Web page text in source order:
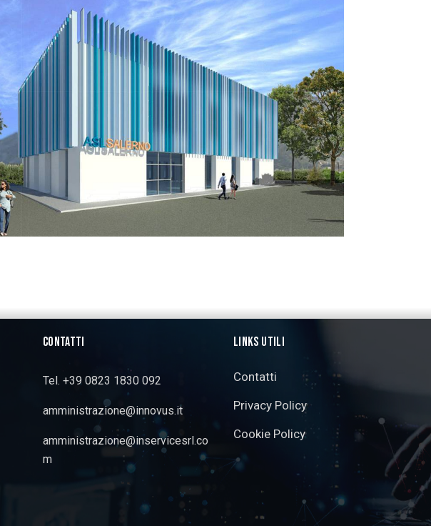
CONTATTI
Tel. +39 0823 1830 092
amministrazione@innovus.it
amministrazione@inservicesrl.co
m
LINKS UTILI
Contatti
Privacy Policy
Cookie Policy